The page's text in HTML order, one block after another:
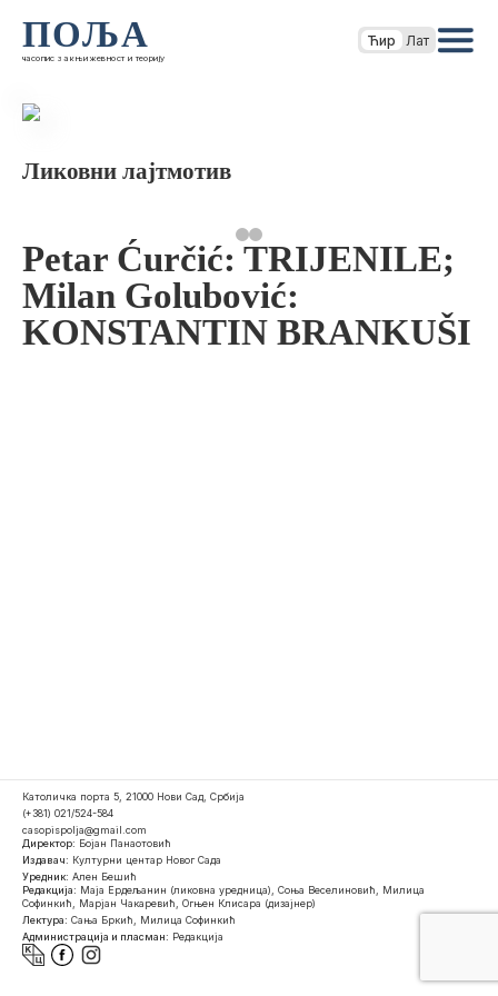
ПОЉА
часопис за књижевност и теорију
Ћир Лат
Ликовни лајтмотив
Petar Ćurčić: TRIJENILE;
Milan Golubović:
KONSTANTIN BRANKUŠI
Католичка порта 5, 21000 Нови Сад, Србија
(+381) 021/524-584
casopispolja@gmail.com
Директор: Бојан Панаотовић
Издавач: Културни центар Новог Сада
Уредник: Ален Бешић
Редакција: Маја Ердељанин (ликовна уредница), Соња Веселиновић, Милица
Софинкић, Марјан Чакаревић, Огњен Клисара (дизајнер)
Лектура: Сања Бркић, Милица Софинкић
Администрација и пласман: Редакција